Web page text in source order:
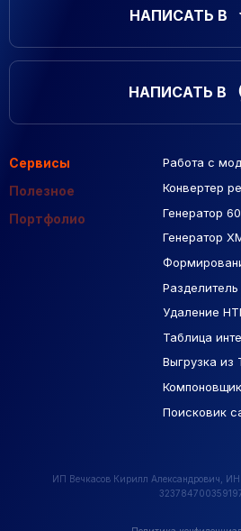
НАПИСАТЬ В
НАПИСАТЬ В
Сервисы
Полезное
Портфолио
Работа с
Конвертер
Генератор
Генератор
Удаление
Таблица
Выгрузка из
Поисковик
Подборка
Макеты
База Яндекс
РСЯ
Созданные
Контекстная
ИП Вечкасов Кирилл Александрович,